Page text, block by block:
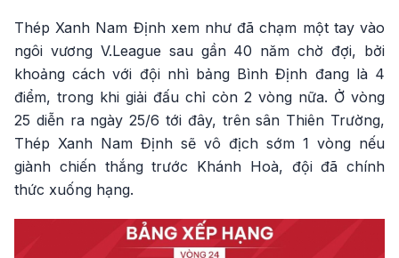
Thép Xanh Nam Định xem như đã chạm một tay vào
ngôi vương V.League sau gần 40 năm chờ đợi, bởi
khoảng cách với đội nhì bảng Bình Định đang là 4
điểm, trong khi giải đấu chỉ còn 2 vòng nữa. Ở vòng
25 diễn ra ngày 25/6 tới đây, trên sân Thiên Trường,
Thép Xanh Nam Định sẽ vô địch sớm 1 vòng nếu
giành chiến thắng trước Khánh Hoà, đội đã chính
thức xuống hạng.